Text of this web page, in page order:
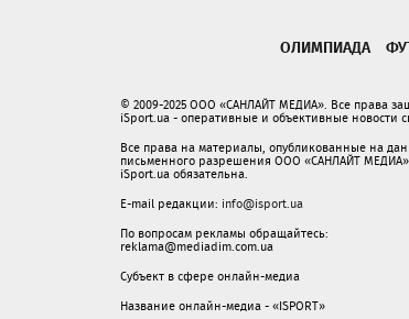
ОЛИМПИАДА
© 2009-2025 ООО «САНЛАЙТ МЕДИА». Все права
iSport.ua - оперативные и объективные новости
Все права на материалы, опубликованные на
письменного разрешения ООО «САНЛАЙТ
iSport.ua обязательна.
E-mail редакции: info@isport.ua
По вопросам рекламы обращайтесь:
reklama@mediadim.com.ua
Субъект в сфере онлайн-медиа
Название онлайн-медиа - «ISPORT»